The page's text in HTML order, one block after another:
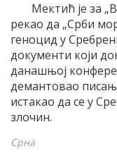
Мектић је за
рекао да „Срби
геноцид у
документи који
данашњој
демантовао
истакао да се у
злочин.
Срна